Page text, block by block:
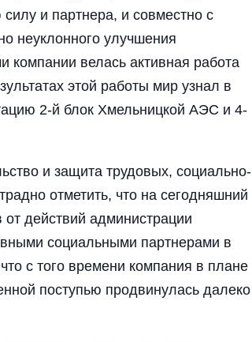
и партнера, и совместно с
неуклонного улучшения
компании велась активная работа
этой работы мир узнал в
2-й блок Хмельницкой АЭС и 4-
и защита трудовых, социально-
отметить, что на сегодняшний
действий администрации
социальными партнерами в
с того времени компания в плане
поступью продвинулась далеко